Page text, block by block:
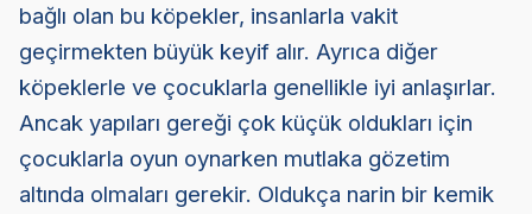
bağlı olan bu köpekler, insanlarla vakit
geçirmekten büyük keyif alır. Ayrıca diğer
köpeklerle ve çocuklarla genellikle iyi anlaşırlar.
Ancak yapıları gereği çok küçük oldukları için
çocuklarla oyun oynarken mutlaka gözetim
altında olmaları gerekir. Oldukça narin bir kemik